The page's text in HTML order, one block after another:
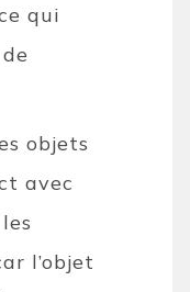
qui
objets
avec
l’objet